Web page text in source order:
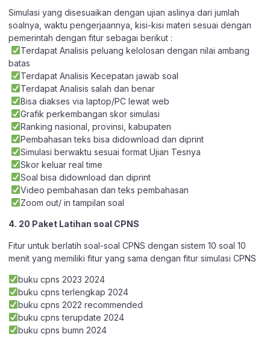
Simulasi yang disesuaikan dengan ujian aslinya dari jumlah
soalnya, waktu pengerjaannya, kisi-kisi materi sesuai dengan
pemerintah dengan fitur sebagai berikut :
Terdapat Analisis peluang kelolosan dengan nilai ambang
batas
Terdapat Analisis Kecepatan jawab soal
Terdapat Analisis salah dan benar
Bisa diakses via laptop/PC lewat web
Grafik perkembangan skor simulasi
Ranking nasional, provinsi, kabupaten
Pembahasan teks bisa didownload dan diprint
Simulasi berwaktu sesuai format Ujian Tesnya
Skor keluar real time
Soal bisa didownload dan diprint
Video pembahasan dan teks pembahasan
Zoom out/ in tampilan soal
4. 20 Paket Latihan soal CPNS
Fitur untuk berlatih soal-soal CPNS dengan sistem 10 soal 10
menit yang memiliki fitur yang sama dengan fitur simulasi CPNS
buku cpns 2023 2024
buku cpns terlengkap 2024
buku cpns 2022 recommended
buku cpns terupdate 2024
buku cpns bumn 2024